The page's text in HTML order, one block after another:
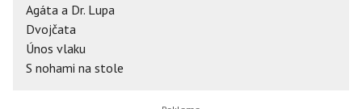
Agáta a Dr. Lupa
Dvojčata
Únos vlaku
S nohami na stole